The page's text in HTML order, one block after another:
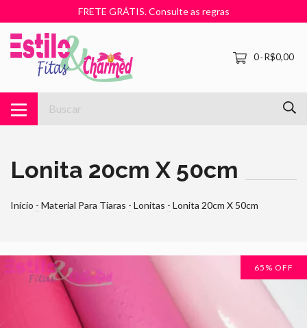
FRETE GRÁTIS. Consulte as regras
0-R$0,00
Lonita 20cm X 50cm
Início - Material Para Tiaras - Lonitas - Lonita 20cm X 50cm
65 % OFF